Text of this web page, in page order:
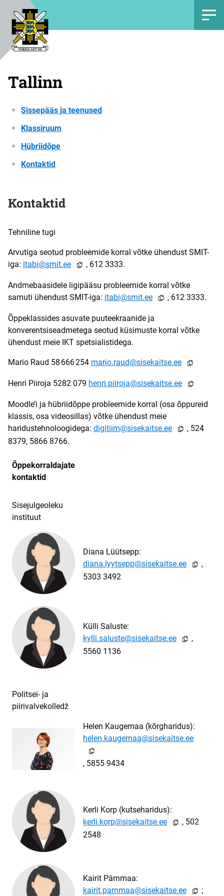
Tallinn
Sissepääs ja teenused
Klassiruum
Hübriidõpe
Kontaktid
Kontaktid
Tehniline tugi
Arvutiga seotud probleemide korral võtke ühendust SMIT-
iga:
@smit  , 612 3333.
Andmebaasidele ligipääsu probleemide korral võtke
samuti ühendust SMIT-iga:
@smit  , 612 3333.
Õppeklassides asuvate puuteekraanide ja
konverentsiseadmetega seotud küsimuste korral võtke
ühendust meie IKT spetsialistidega.
Mario Raud 58 666 254 ud@sisek 
Henri Piiroja 5282 079 roja@sise 
Moodle’i ja hübriidõppe probleemide korral (osa õppureid
klassis, osa videosillas) võtke ühendust meie
haridustehnoloogidega:
@sisekai 
, 524
8379, 5866 8766.
Õppekorraldajate
kontaktid
Sisejulgeoleku
instituut
Diana Lüütsepp:
sepp@sisek

,
5303 3492
Külli Saluste:
uste@sise

,
5560 1136
Politsei- ja
piirivalvekolledž
Helen Kaugemaa (kõrgharidus):
emaa@sisek

, 5855 9434
Kerli Korp (kutseharidus):
rp@sisek

, 502
2548
​​​Kairit Pärnmaa:
nmaa@sisek
 ;